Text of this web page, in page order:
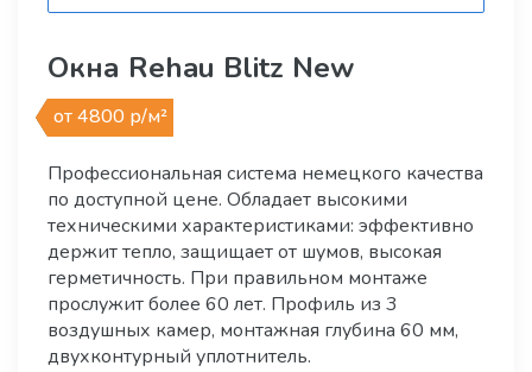
Окна Rehau Blitz New
от 4800 р/м²
Профессиональная система немецкого качества
по доступной цене. Обладает высокими
техническими характеристиками: эффективно
держит тепло, защищает от шумов, высокая
герметичность. При правильном монтаже
прослужит более 60 лет. Профиль из 3
воздушных камер, монтажная глубина 60 мм,
двухконтурный уплотнитель.